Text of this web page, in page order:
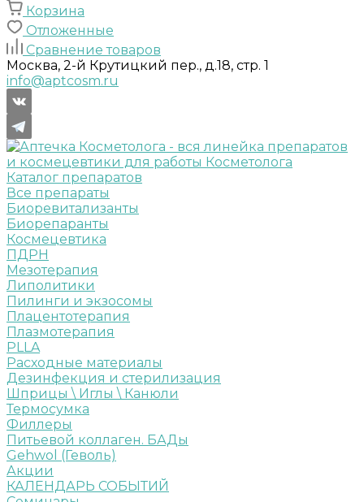
Корзина
Отложенные
Сравнение товаров
Москва, 2-й Крутицкий пер., д.18, стр. 1
info@aptcosm.ru
Каталог препаратов
Все препараты
Биоревитализанты
Биорепаранты
Космецевтика
ПДРН
Мезотерапия
Липолитики
Пилинги и экзосомы
Плацентотерапия
Плазмотерапия
PLLA
Расходные материалы
Дезинфекция и стерилизация
Шприцы \ Иглы \ Канюли
Термосумка
Филлеры
Питьевой коллаген. БАДы
Gehwol (Геволь)
Акции
КАЛЕНДАРЬ СОБЫТИЙ